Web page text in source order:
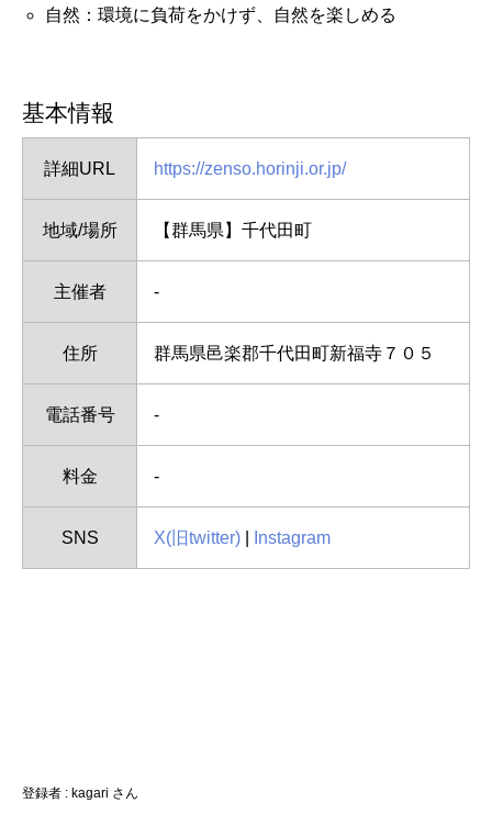
自然：環境に負荷をかけず、自然を楽しめる
基本情報
詳細URL https://zenso.horinji.or.jp/
地域/場所 【群馬県】千代田町
主催者 -
住所 群馬県邑楽郡千代田町新福寺７０５
電話番号 -
料金 -
SNS X(旧twitter) Instagram
登録者 : kagari さん